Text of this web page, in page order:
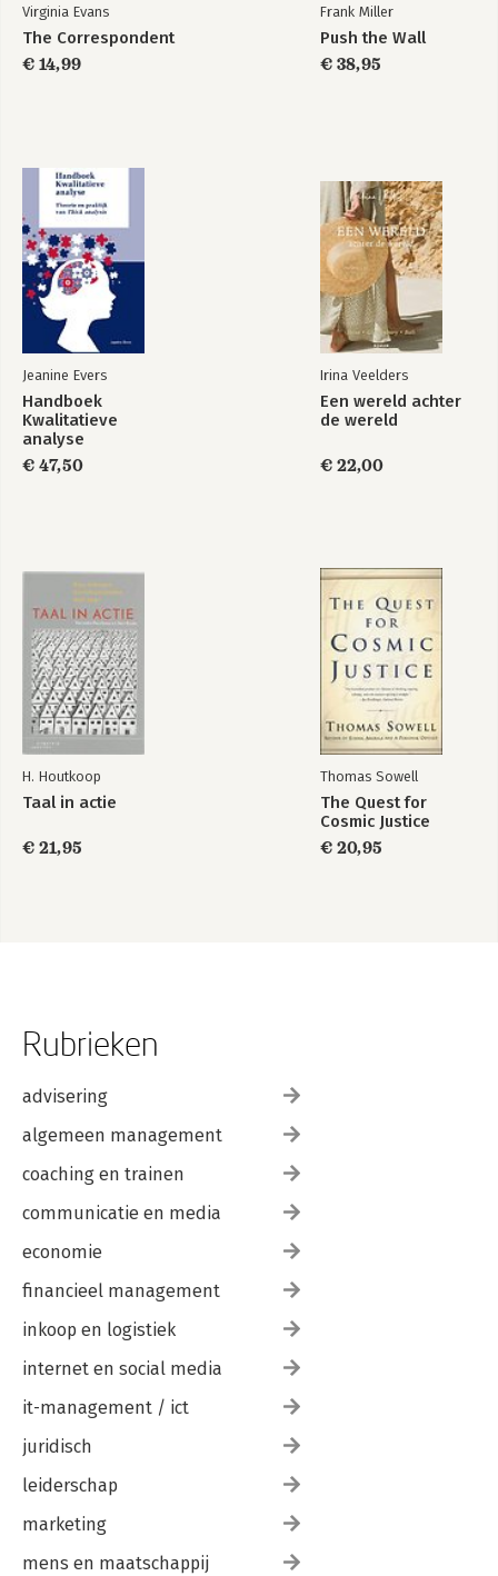
Virginia Evans
The Correspondent
€ 14,99
Frank Miller
Push the Wall
€ 38,95
Jeanine Evers
Handboek
Kwalitatieve
analyse
€ 47,50
Irina Veelders
Een wereld achter
de wereld
€ 22,00
H. Houtkoop
Taal in actie
€ 21,95
Thomas Sowell
The Quest for
Cosmic Justice
€ 20,95
Rubrieken
advisering
algemeen management
coaching en trainen
communicatie en media
economie
financieel management
inkoop en logistiek
internet en social media
it-management / ict
juridisch
leiderschap
marketing
mens en maatschappij